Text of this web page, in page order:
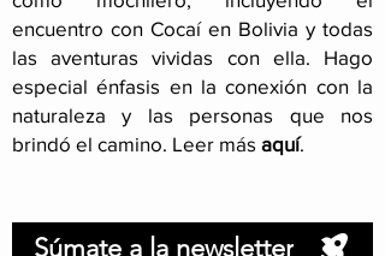
encuentro con Cocaí en Bolivia y todas
las aventuras vividas con ella. Hago
especial énfasis en la conexión con la
naturaleza y las personas que nos
brindó el camino. Leer más aquí.
Súmate a la newsletter